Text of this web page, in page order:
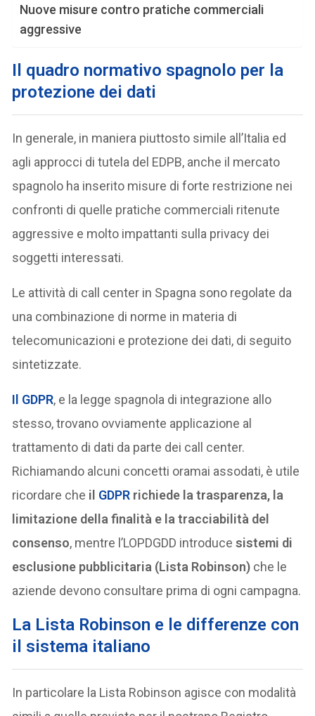
Nuove misure contro pratiche commerciali
aggressive
Il quadro normativo spagnolo per la
protezione dei dati
In generale, in maniera piuttosto simile all’Italia ed
agli approcci di tutela del EDPB, anche il mercato
spagnolo ha inserito misure di forte restrizione nei
confronti di quelle pratiche commerciali ritenute
aggressive e molto impattanti sulla privacy dei
soggetti interessati.
Le attività di call center in Spagna sono regolate da
una combinazione di norme in materia di
telecomunicazioni e protezione dei dati, di seguito
sintetizzate.
Il GDPR, e la legge spagnola di integrazione allo
stesso, trovano ovviamente applicazione al
trattamento di dati da parte dei call center.
Richiamando alcuni concetti oramai assodati, è utile
ricordare che il GDPR richiede la trasparenza, la
limitazione della finalità e la tracciabilità del
consenso, mentre l’LOPDGDD introducesistemi di
esclusione pubblicitaria (Lista Robinson) che le
aziende devono consultare prima di ogni campagna.
La Lista Robinson e le differenze con
il sistema italiano
In particolare la Lista Robinson agisce con modalità